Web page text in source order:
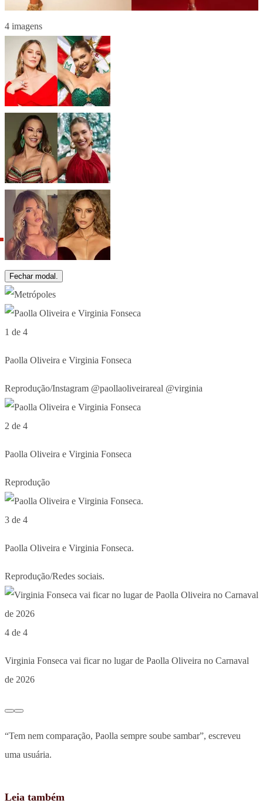
4 imagens
Fechar modal.
1 de 4
Paolla Oliveira e Virginia Fonseca
Reprodução/Instagram @paollaoliveirareal @virginia
2 de 4
Paolla Oliveira e Virginia Fonseca
Reprodução
3 de 4
Paolla Oliveira e Virginia Fonseca.
Reprodução/Redes sociais.
4 de 4
Virginia Fonseca vai ficar no lugar de Paolla Oliveira no Carnaval
de 2026
“Tem nem comparação, Paolla sempre soube sambar”, escreveu
uma usuária.
Leia também